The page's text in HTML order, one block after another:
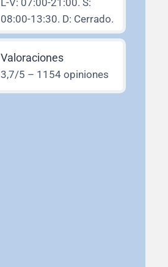
L-V: 07:00-21:00. S:
08:00-13:30. D: Cerrado.
Valoraciones
3,7/5 – 1154 opiniones